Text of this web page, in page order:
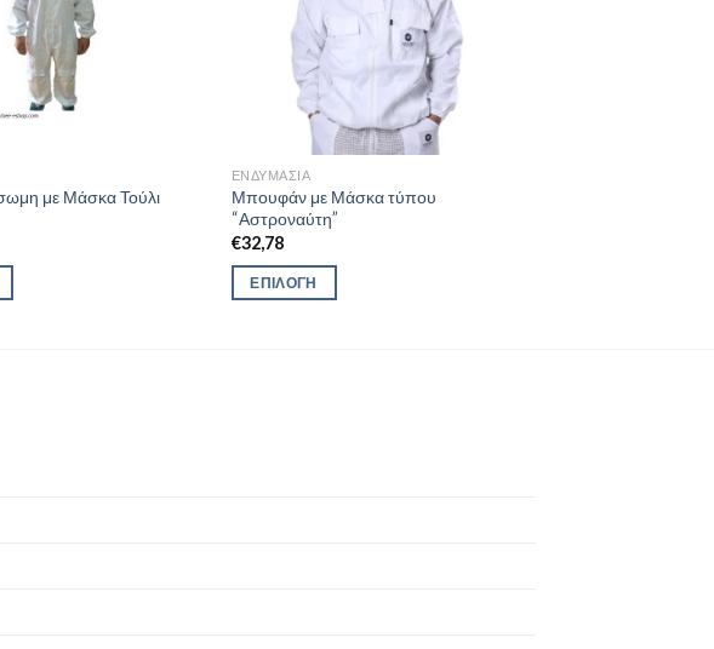
με Μάσκα Τούλι
ΕΝΔΥΜΑΣΊΑ
Μπουφάν με Μάσκα τύπου
“Αστροναύτη”
€32,78
ΕΠΙΛΟΓΉ